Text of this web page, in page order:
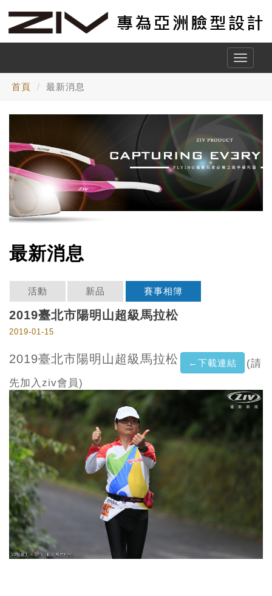
Toggle
首頁 最新消息
最新消息
活動 新品 賽事相簿
2019臺北市陽明山超級馬拉松
2019-01-15
2019臺北市陽明山超級馬拉松 ←下載連結
(請
先加入ziv會員)